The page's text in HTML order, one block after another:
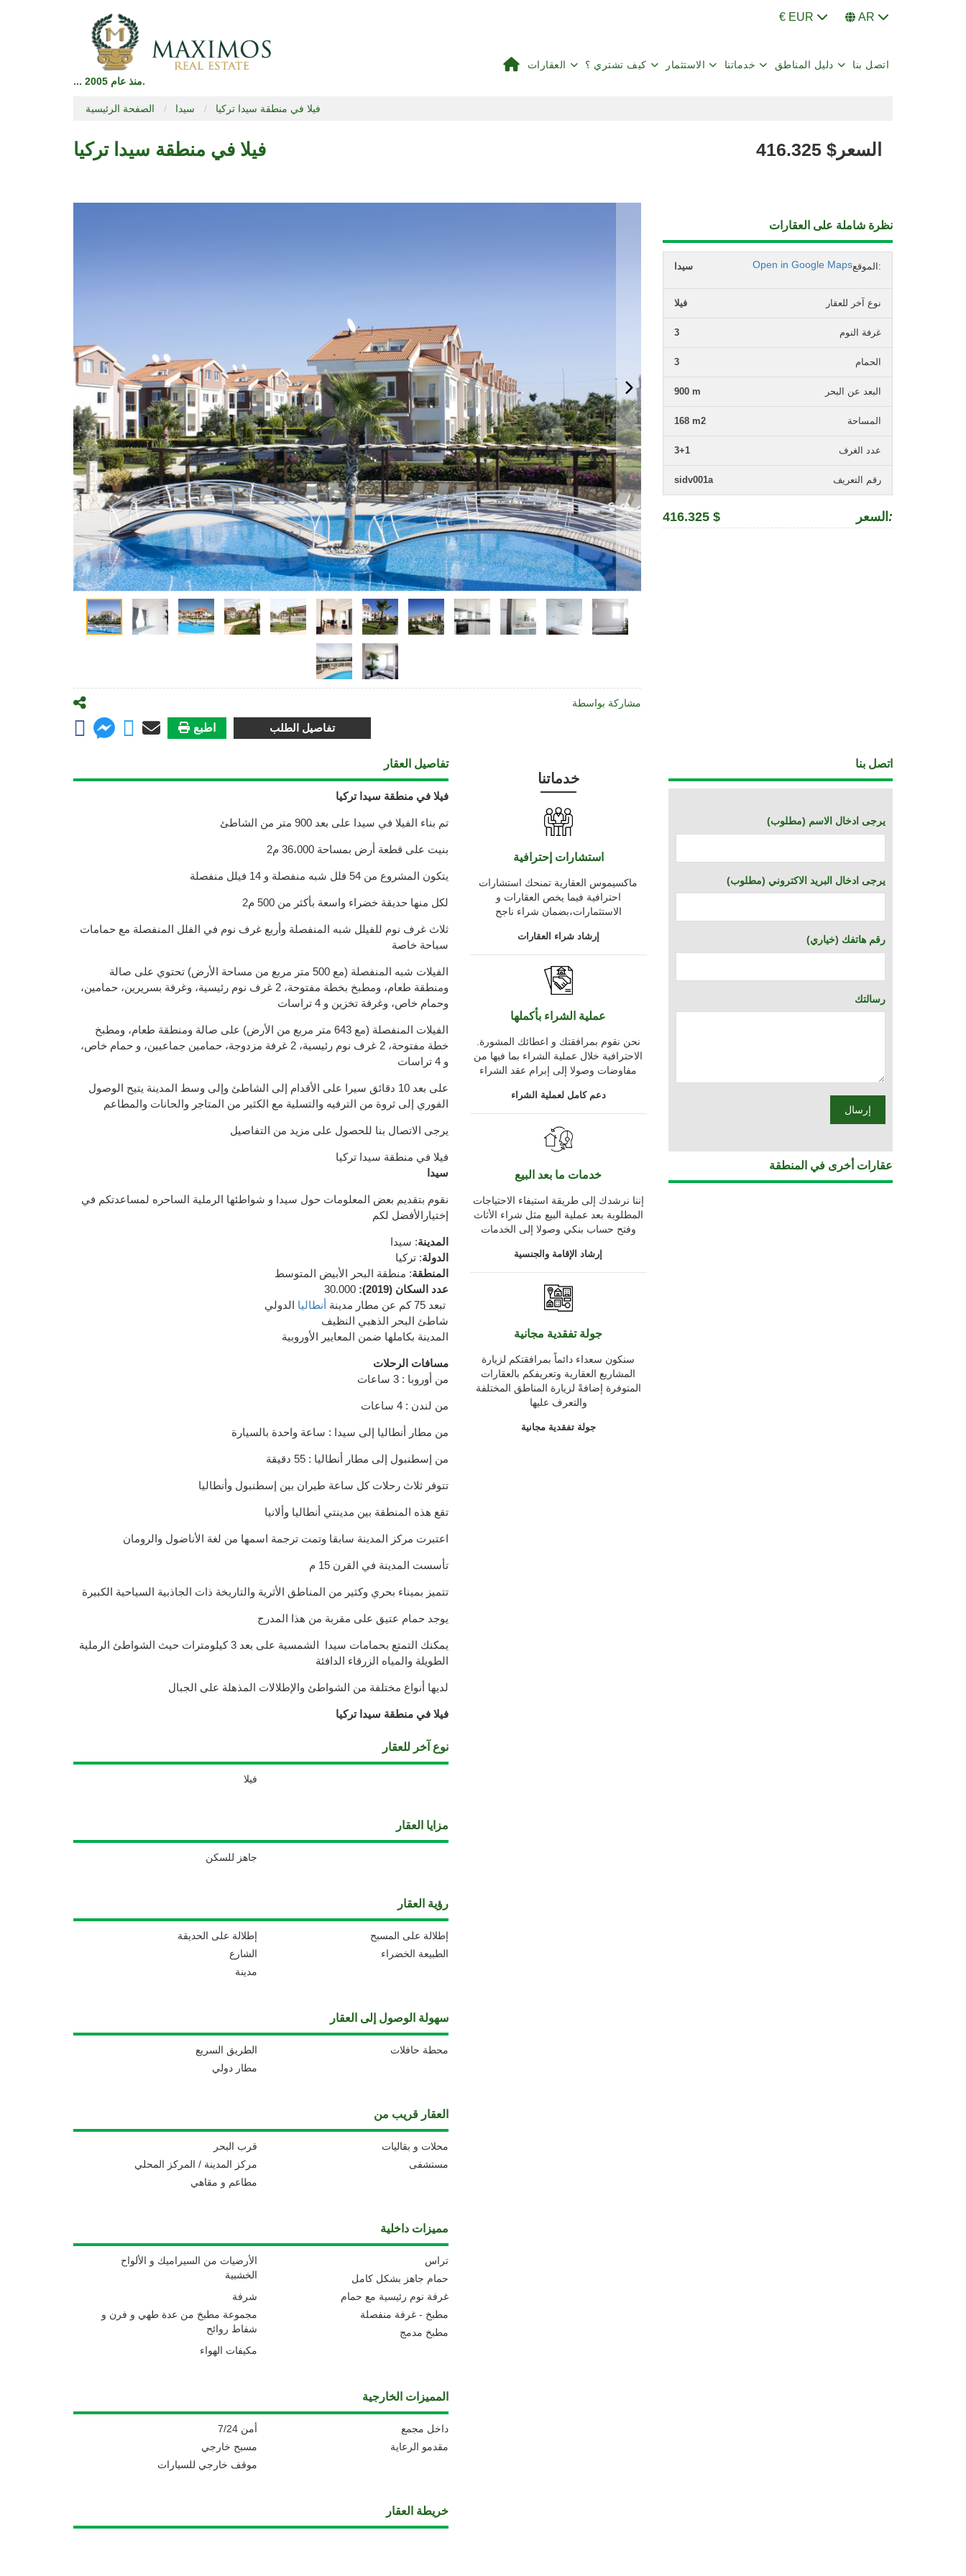
€ EUR AR
... منذ عام 2005.
العقارات كيف تشتري ؟ الاستثمار خدماتنا دليل المناطق اتصل بنا
الصفحة الرئيسية سيدا فيلا في منطقة سيدا تركيا
فيلا في منطقة سيدا تركيا السعر 416.325 $
مشاركة بواسطة
اطبع تفاصيل الطلب
نظرة شاملة على العقارات
الموقع: سيدا Open in Google Maps
نوع آخر للعقار فيلا
غرفة النوم 3
الحمام 3
البعد عن البحر 900 m
المساحة 168 m2
عدد الغرف 3+1
رقم التعريف sidv001a
السعر :
416.325 $
تفاصيل العقار
فيلا في منطقة سيدا تركيا
تم بناء الفيلا في سيدا على بعد 900 متر من الشاطئ
بنيت على قطعة أرض بمساحة 36،000 م2
يتكون المشروع من 54 فلل شبه منفصلة و 14 فيلل منفصلة
لكل منها حديقة خضراء واسعة بأكثر من 500 م2
سباحة خاصة
الفيلات شبه المنفصلة (مع 500 متر مربع من مساحة الأرض) تحتوي على صالة
ومنطقة طعام، ومطبخ بخطة مفتوحة، 2 غرف نوم رئيسية، وغرفة بسريرين، حمامين،
وحمام خاص، وغرفة تخزين و 4 تراسات
الفيلات المنفصلة (مع 643 متر مربع من الأرض) على صالة ومنطقة طعام، ومطبخ
خطة مفتوحة، 2 غرف نوم رئيسية، 2 غرفة مزدوجة، حمامين جماعيين، و حمام خاص،
و 4 تراسات
على بعد 10 دقائق سيرا على الأقدام إلى الشاطئ وإلى وسط المدينة يتيح الوصول
الفوري إلى ثروة من الترفيه والتسلية مع الكثير من المتاجر والحانات والمطاعم
يرجى الاتصال بنا للحصول على مزيد من التفاصيل
فيلا في منطقة سيدا تركيا
سيدا
نقوم بتقديم بعض المعلومات حول سيدا و شواطئها الرملية الساحره لمساعدتكم في
إختيارالأفضل لكم
المدينة: سيدا
الدولة: تركيا
المنطقة: منطقة البحر الأبيض المتوسط
عدد السكان (2019
):
30.000
تبعد 75
كم عن مطار مدينة أنطاليا
الدولي
شاطئ البحر الذهبي النظيف
المدينة بكاملها ضمن المعايير الأوروبية
مسافات الرحلات
من أوروبا : 3 ساعات
من لندن : 4 ساعات
من مطار أنطاليا إلى سيدا : ساعة واحدة بالسيارة
من إسطنبول إلى مطار أنطاليا : 55 دقيقة
تتوفر ثلاث رحلات كل ساعة طيران بين إسطنبول وأنطاليا
تقع هذه المنطقة بين مدينتي أنطاليا وألانيا
اعتبرت مركز المدينة سابقا وتمت ترجمة اسمها من لغة الأناضول والرومان
تأسست المدينة في القرن 15 م
تتميز بميناء بحري وكثير من المناطق الأثرية والتاريخة ذات الجاذبية السياحية الكبيرة
يوجد حمام عتيق على مقربة من هذا المدرج
الطويلة والمياه الزرقاء الدافئة
لديها أنواع مختلفة من الشواطئ والإطلالات المذهلة على الجبال
فيلا في منطقة سيدا تركيا
نوع آخر للعقار
فيلا
مزايا العقار
جاهز للسكن
رؤية العقار
إطلالة على الحديقة
إطلالة على المسبح
الشارع
الطبيعة الخضراء
مدينة
سهولة الوصول إلى العقار
الطريق السريع
محطة حافلات
مطار دولي
العقار قريب من
قرب البحر
محلات و بقاليات
مركز المدينة / المركز المحلي
مستشفى
مطاعم و مقاهي
مميزات داخلية
الأرضيات من السيراميك و الألواح
الخشبية
تراس
حمام جاهز بشكل كامل
شرفة
غرفة نوم رئيسية مع حمام
مجموعة مطبخ من عدة طهي و فرن و
شفاط روائح
مطبخ - غرفة منفصلة
مطبخ مدمج
مكيفات الهواء
المميزات الخارجية
أمن 7/24
داخل مجمع
مسبح خارجي
مقدمو الرعاية
موقف خارجي للسيارات
خريطة العقار
خدماتنا
استشارات إحترافية
ماكسيموس العقارية تمنحك استشارات
احترافية فيما يخص العقارات و
الاستثمارات،بضمان شراء ناجح
إرشاد شراء العقارات
عملية الشراء بأكملها
الاحترافية خلال عملية الشراء بما فيها من
مفاوضات وصولا إلى إبرام عقد الشراء
دعم كامل لعملية الشراء
خدمات ما بعد البيع
إننا نرشدك إلى طريقة استيفاء الاحتياجات
المطلوبة بعد عملية البيع مثل شراء الأثاث
وفتح حساب بنكي وصولا إلى الخدمات
إرشاد الإقامة والجنسية
جولة تفقدية مجانية
سنكون سعداء دائماً بمرافقتكم لزيارة
المشاريع العقارية وتعريفكم بالعقارات
المتوفرة إضافةً لزيارة المناطق المختلفة
والتعرف عليها
جولة تفقدية مجانية
اتصل بنا
(يرجى ادخال الاسم (مطلوب
(يرجى ادخال البريد الاكتروني (مطلوب
(خياري) رقم هاتفك
رسالتك
عقارات أخرى في المنطقة